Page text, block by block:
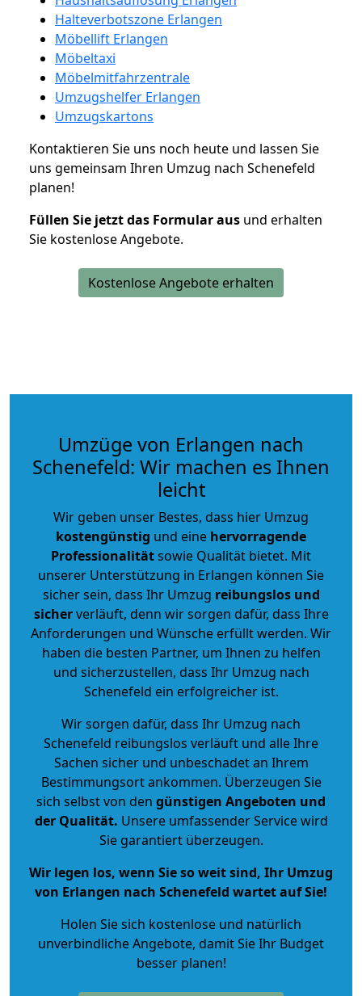
Halteverbotszone Erlangen
Möbellift Erlangen
Möbeltaxi
Möbelmitfahrzentrale
Umzugshelfer Erlangen
Umzugskartons
Kontaktieren Sie uns noch heute und lassen Sie
uns gemeinsam Ihren Umzug nach Schenefeld
planen!
Füllen Sie jetzt das Formular aus und erhalten
Sie kostenlose Angebote.
Kostenlose Angebote erhalten
Umzüge von Erlangen nach
Schenefeld: Wir machen es Ihnen
leicht
Wir geben unser Bestes, dass hier Umzug
kostengünstig und eine hervorragende
Professionalitätsowie Qualität bietet. Mit
unserer Unterstützung in Erlangen können Sie
sicher sein, dass Ihr Umzug reibungslos und
sicherverläuft, denn wir sorgen dafür, dass Ihre
Anforderungen und Wünsche erfüllt werden. Wir
haben die besten Partner, um Ihnen zu helfen
und sicherzustellen, dass Ihr Umzug nach
Schenefeld ein erfolgreicher ist.
Wir sorgen dafür, dass Ihr Umzug nach
Schenefeld reibungslos verläuft und alle Ihre
Sachen sicher und unbeschadet an Ihrem
Bestimmungsort ankommen. Überzeugen Sie
sich selbst von den günstigen Angeboten und
der Qualität. Unsere umfassender Service wird
Sie garantiert überzeugen.
Wir legen los, wenn Sie so weit sind, Ihr Umzug
von Erlangen nach Schenefeld wartet auf Sie!
Holen Sie sich kostenlose und natürlich
unverbindliche Angebote, damit Sie Ihr Budget
besser planen!